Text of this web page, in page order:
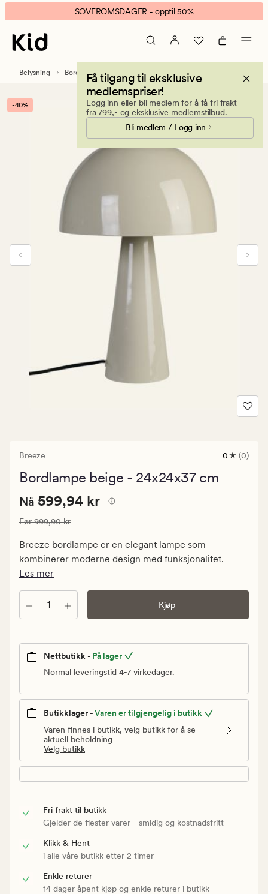
Breeze
bordlampe
beige
banner.
Klikk
ESCAPE
pause.
SOVEROMSDAGER - opptil 50%
Få tilgang til eksklusive
medlemspriser!
Logg inn eller bli medlem for å få fri frakt
fra 799,- og eksklusive medlemstilbud.
Bli medlem / Logg inn
Belysning Bordlamper
-40%
Breeze
0
0 (0)
Bordlampe beige - 24x24x37 cm
Nåværende
599,94
kr.
Vanlig
pris
Nåværende pris
Nå 599,94 kr
Vanlig pris 999,90 kr
Før999,90 kr
Breeze bordlampe er en elegant lampe som
kombinerer moderne design med funksjonalitet.
Les mer
Antall Kjøp
Nettbutikk - På lager
Normal leveringstid 4-7 virkedager.
Butikklager -Varen er tilgjengelig i butikk
Varen finnes i butikk, velg butikk for å se
aktuell beholdning
Velg butikk
Fri frakt til butikk
Gjelder de flester varer - smidig og kostnadsfritt
Klikk & Hent
i alle våre butikk etter 2 timer
Enkle returer
14 dager åpent kjøp og enkle returer i butikk